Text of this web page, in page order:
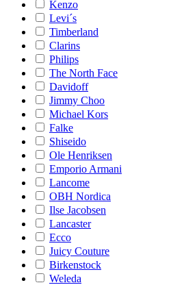
Kenzo
Levi´s
Timberland
Clarins
Philips
The North Face
Davidoff
Jimmy Choo
Michael Kors
Falke
Shiseido
Ole Henriksen
Emporio Armani
Lancome
OBH Nordica
Ilse Jacobsen
Lancaster
Ecco
Juicy Couture
Birkenstock
Weleda